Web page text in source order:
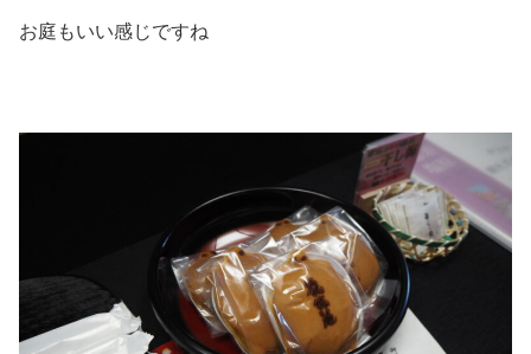
お庭もいい感じですね